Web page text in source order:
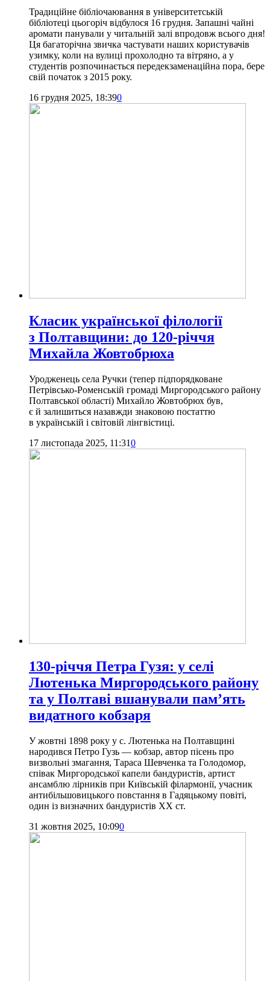
Традиційне бібліочаювання в університетській
бібліотеці цьогоріч відбулося 16 грудня. Запашні чайні
аромати панували у читальній залі впродовж всього дня!
Ця багаторічна звичка частувати наших користувачів
узимку, коли на вулиці прохолодно та вітряно, а у
студентів розпочинається передекзаменаційна пора, бере
свій початок з 2015 року.
16 грудня 2025, 18:390
Класик української філології
з Полтавщини: до 120-річчя
Михайла Жовтобрюха
Уродженець села Ручки (тепер підпорядковане
Петрівсько-Роменській громаді Миргородського району
Полтавської області) Михайло Жовтобрюх був,
є й залишиться назавжди знаковою постаттю
в українській і світовій лінгвістиці.
17 листопада 2025, 11:310
130-річчя Петра Гузя: у селі
Лютенька Миргородського району
та у Полтаві вшанували пам’ять
видатного кобзаря
У жовтні 1898 року у с. Лютенька на Полтавщині
народився Петро Гузь — кобзар, автор пісень про
визвольні змагання, Тараса Шевченка та Голодомор,
співак Миргородської капели бандуристів, артист
ансамблю лірників при Київській філармонії, учасник
антибільшовицького повстання в Гадяцькому повіті,
один із визначних бандуристів ХХ ст.
31 жовтня 2025, 10:090